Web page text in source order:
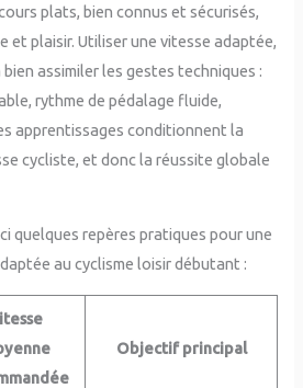
plats, bien connus et sécurisés,
et plaisir. Utiliser une vitesse adaptée,
assimiler les gestes techniques :
rythme de pédalage fluide,
apprentissages conditionnent la
cycliste, et donc la réussite globale
quelques repères pratiques pour une
au cyclisme loisir débutant :
Objectif principal